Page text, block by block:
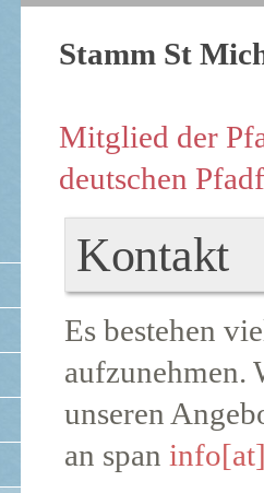
Stamm St
Mitglied der
deutschen
Kontakt
Es bestehen
aufzunehmen.
unseren
an span